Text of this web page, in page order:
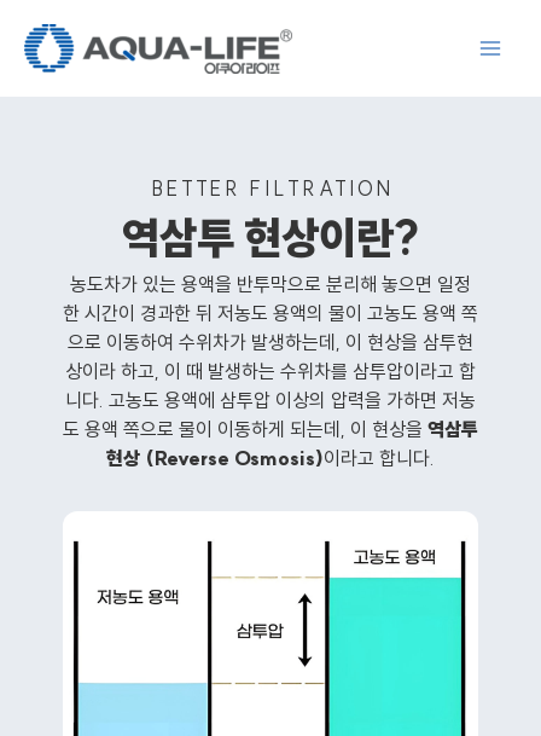
BETTER FILTRATION
역삼투 현상이란?
농도차가 있는 용액을 반투막으로 분리해 놓으면 일정
한 시간이 경과한 뒤 저농도 용액의 물이 고농도 용액 쪽
으로 이동하여 수위차가 발생하는데, 이 현상을 삼투현
상이라 하고, 이 때 발생하는 수위차를 삼투압이라고 합
니다. 고농도 용액에 삼투압 이상의 압력을 가하면 저농
도 용액 쪽으로 물이 이동하게 되는데, 이 현상을 역삼투
현상 (Reverse Osmosis)이라고 합니다.